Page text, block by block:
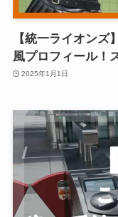
【統一ライオン
風プロフィール！
2025年1月1日